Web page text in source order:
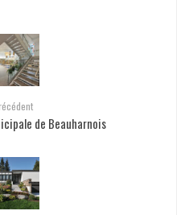
de Beauharnois